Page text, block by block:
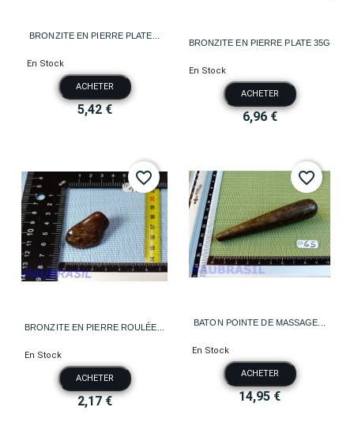
BRONZITE EN PIERRE PLATE...
En Stock
ACHETER
5,42 €
BRONZITE EN PIERRE PLATE 35G
En Stock
ACHETER
6,96 €
BRONZITE EN PIERRE ROULÉE...
En Stock
ACHETER
2,17 €
favorite_border
BATON POINTE DE MASSAGE...
En Stock
ACHETER
14,95 €
favorite_border